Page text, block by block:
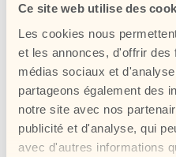
Ce site web utilise des
Les cookies nous
et les annonces, d'offrir des
médias sociaux et
partageons également des
notre site avec nos
publicité et d'analyse, qui
avec d'autres informations
En recherche d’une cuvée
CAPITAINE MARINETTE –
rosé 2024 – Vignobles &